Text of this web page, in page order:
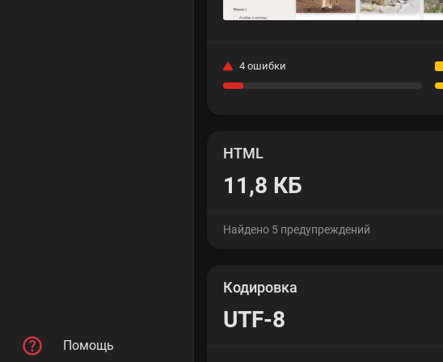
Помощь
4 ошибки
HTML
11,8 КБ
Найдено 5 предупреждений
Кодировка
UTF-8